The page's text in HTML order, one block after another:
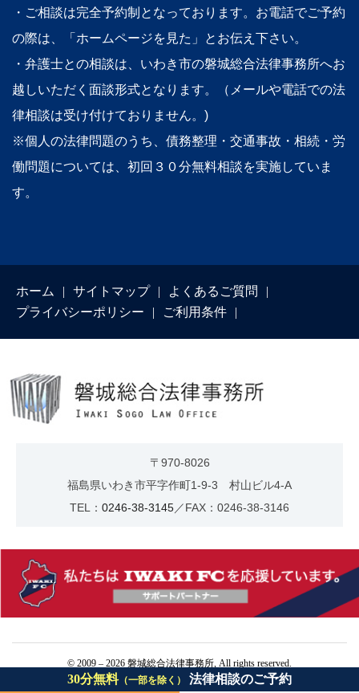
30分無料（一部を除く） 法律相談のご予約
・ご相談は完全予約制となっております。お電話でご予約
の際は、「ホームページを見た」とお伝え下さい。
・弁護士との相談は、いわき市の磐城総合法律事務所へお
越しいただく面談形式となります。（メールや電話での法
律相談は受け付けておりません。)
※個人の法律問題のうち、債務整理・交通事故・相続・労
働問題については、初回３０分無料相談を実施していま
す。
ホーム サイトマップ
よくあるご質問
プライバシーポリシー
ご利用条件
〒970-8026
福島県いわき市平字作町1-9-3 村山ビル4-A
TEL： 0246-38-3145／FAX：0246-38-3146
© 2009 – 2026 磐城総合法律事務所, All rights reserved.